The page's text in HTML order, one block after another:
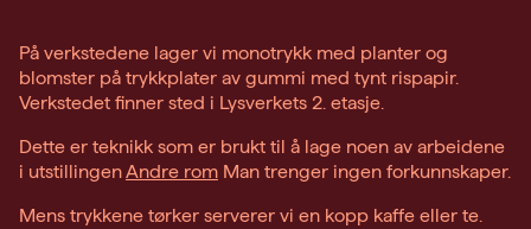
På verkstedene lager vi monotrykk med planter og
blomster på trykkplater av gummi med tynt rispapir.
Verkstedet finner sted i Lysverkets 2. etasje.
Dette er teknikk som er brukt til å lage noen av arbeidene
i utstillingenAndre rom Man trenger ingen forkunnskaper.
Mens trykkene tørker serverer vi en kopp kaffe eller te.